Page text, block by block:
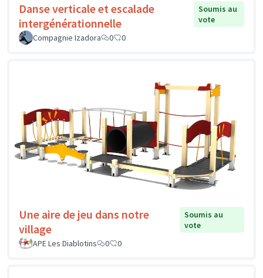
Danse verticale et escalade
intergénérationnelle
Soumis au
vote
Compagnie Izadora
0 0
Une aire de jeu dans notre
village
Soumis au
vote
APE Les Diablotins
0 0